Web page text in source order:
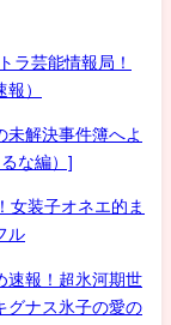
ラ芸能情報局！
）
未解決事件簿へよ
な編）]
装子オネエ的ま
ル
速報！超氷河期世
グナス氷子の愛の